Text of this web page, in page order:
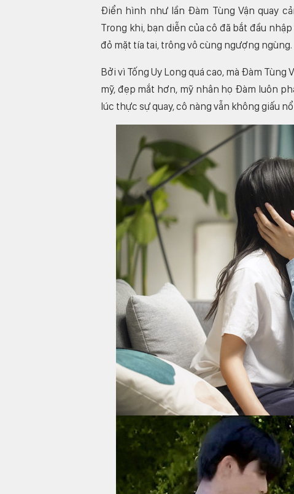
Điển hình như lần Đàm Tùng Vận quay
Trong khi, bạn diễn của cô đã bắt đầu
đỏ mặt tía tai, trông vô cùng ngượng ngùng.
Bởi vì Tống Uy Long quá cao, mà Đàm
mỹ, đẹp mắt hơn, mỹ nhân họ Đàm luôn
lúc thực sự quay, cô nàng vẫn không giấu